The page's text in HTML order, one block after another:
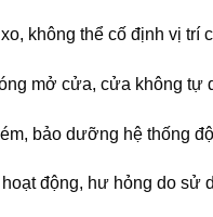
không thể cố định vị trí
mở cửa, cửa không tự
bảo dưỡng hệ thống
động, hư hỏng do sử